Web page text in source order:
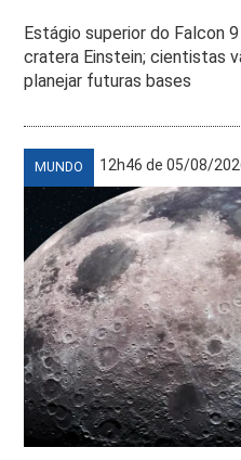
Estágio superior do Falcon
cratera Einstein; cientistas
planejar futuras bases
MUNDO 12h46 de 05/08/